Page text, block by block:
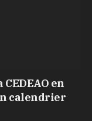
en
calendrier